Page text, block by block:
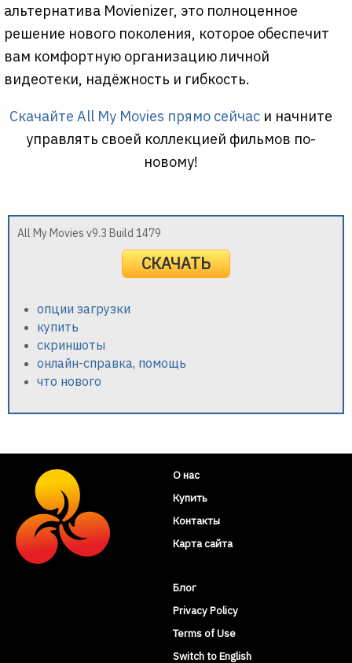
альтернатива Movienizer, это полноценное
решение нового поколения, которое обеспечит
вам комфортную организацию личной
видеотеки, надёжность и гибкость.
Скачайте All My Movies прямо сейчас и начните
управлять своей коллекцией фильмов по-
новому!
All My Movies v9.3 Build 1479
СКАЧАТЬ
опции загрузки
купить
скриншоты
онлайн-справка, помощь
что нового
О нас
Купить
Контакты
Карта сайта
Блог
Privacy Policy
Terms of Use
Switch to English